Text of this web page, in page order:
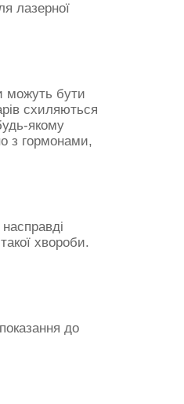
лазерної
можуть бути
схиляються
якому
з гормонами,
хвороби.
до